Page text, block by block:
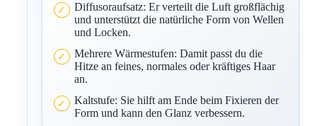
Diffusoraufsatz: Er verteilt die Luft großflächig
und unterstützt die natürliche Form von Wellen
und Locken.
Mehrere Wärmestufen: Damit passt du die
Hitze an feines, normales oder kräftiges Haar
an.
Kaltstufe: Sie hilft am Ende beim Fixieren der
Form und kann den Glanz verbessern.